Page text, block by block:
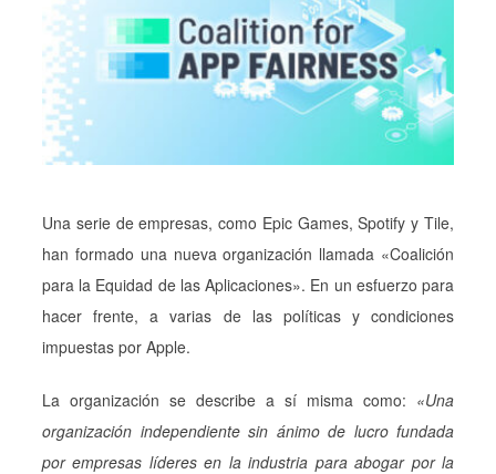
Una serie de empresas, como Epic Games, Spotify y Tile,
han formado una nueva organización llamada «Coalición
para la Equidad de las Aplicaciones». En un esfuerzo para
hacer frente, a varias de las políticas y condiciones
impuestas por Apple.
La organización se describe a sí misma como: «Una
organización independiente sin ánimo de lucro fundada
por empresas líderes en la industria para abogar por la